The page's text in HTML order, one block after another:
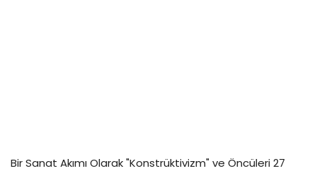
Bir Sanat Akımı Olarak "Konstrüktivizm" ve Öncüleri 27